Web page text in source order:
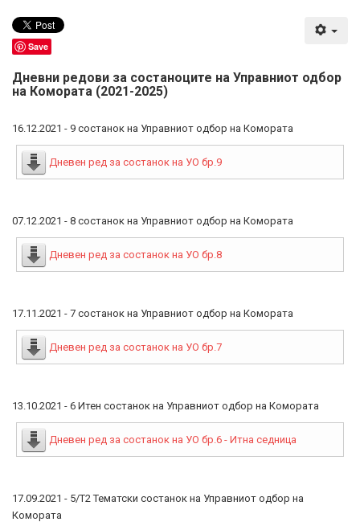
Save
Дневни редови за состаноците на Управниот одбор
на Комората (2021-2025)
16.12.2021 - 9 состанок на Управниот одбор на Комората
Дневен ред за состанок на УО бр.9
07.12.2021 - 8 состанок на Управниот одбор на Комората
Дневен ред за состанок на УО бр.8
17.11.2021 - 7 состанок на Управниот одбор на Комората
Дневен ред за состанок на УО бр.7
13.10.2021 - 6 Итен состанок на Управниот одбор на Комората
Дневен ред за состанок на УО бр.6 - Итна седница
17.09.2021 - 5/Т2 Тематски состанок на Управниот одбор на
Комората